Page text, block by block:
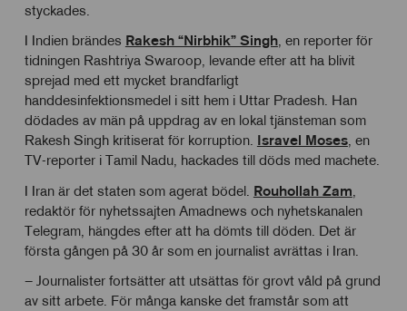
styckades.
I Indien brändes Rakesh “Nirbhik” Singh, en reporter för
tidningen Rashtriya Swaroop, levande efter att ha blivit
sprejad med ett mycket brandfarligt
handdesinfektionsmedel i sitt hem i Uttar Pradesh. Han
dödades av män på uppdrag av en lokal tjänsteman som
Rakesh Singh kritiserat för korruption. Isravel Moses, en
TV-reporter i Tamil Nadu, hackades till döds med machete.
I Iran är det staten som agerat bödel. Rouhollah Zam
redaktör för nyhetssajten Amadnews och nyhetskanalen
Telegram, hängdes efter att ha dömts till döden. Det är
första gången på 30 år som en journalist avrättas i Iran.
– Journalister fortsätter att utsättas för grovt våld på grund
av sitt arbete. För många kanske det framstår som att